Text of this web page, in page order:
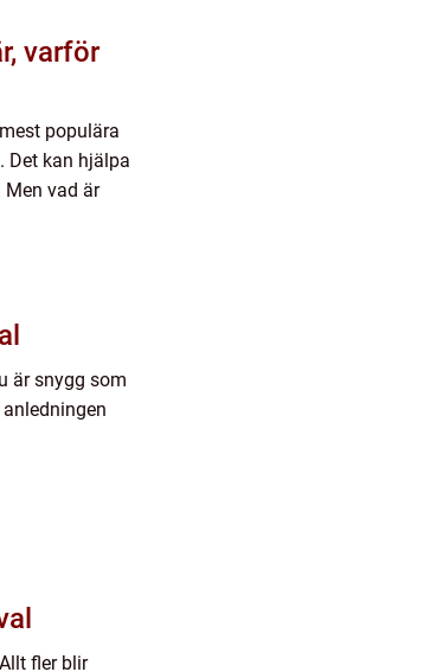
varför
populära
Det kan hjälpa
vad är
är snygg som
fler blir